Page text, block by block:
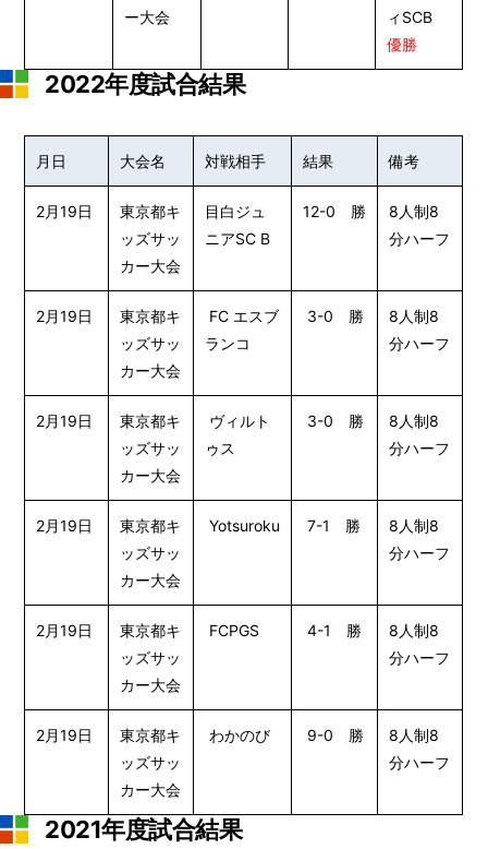
ー大会
ィSCB
優勝
2022年度試合結果
月日 大会名 対戦相手 結果 備考
2月19日
東京都キ
ッズサッ
カー大会
目白ジュ
ニアSC B
12-0 勝
8人制8
分ハーフ
2月19日
東京都キ
ッズサッ
カー大会
FC エスブ
ランコ
3-0 勝
8人制8
分ハーフ
2月19日
東京都キ
ッズサッ
カー大会
ヴィルト
ゥス
3-0 勝
8人制8
分ハーフ
2月19日
東京都キ
ッズサッ
カー大会
Yotsuroku 7-1 勝
8人制8
分ハーフ
2月19日
東京都キ
ッズサッ
カー大会
FCPGS 4-1 勝
8人制8
分ハーフ
2月19日
東京都キ
ッズサッ
カー大会
わかのび 9-0 勝
8人制8
分ハーフ
2021年度試合結果